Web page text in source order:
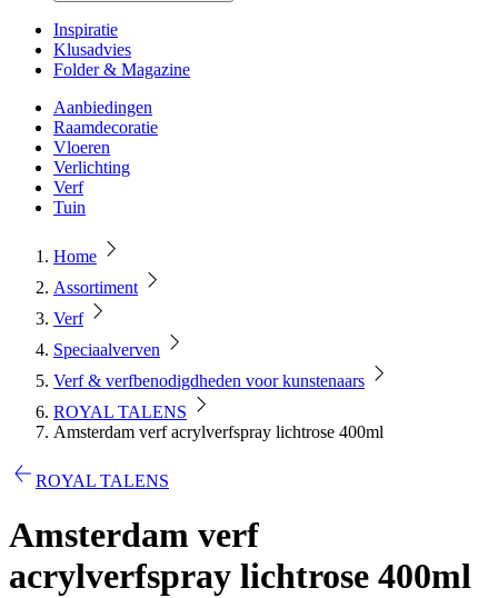
Inspiratie
Klusadvies
Folder & Magazine
Aanbiedingen
Raamdecoratie
Vloeren
Verlichting
Verf
Tuin
Home
Assortiment
Verf
Speciaalverven
Verf & verfbenodigdheden voor kunstenaars
ROYAL TALENS
Amsterdam verf acrylverfspray lichtrose 400ml
ROYAL TALENS
Amsterdam verf
acrylverfspray lichtrose 400ml